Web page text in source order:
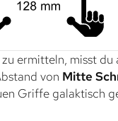
zu ermitteln, misst du
von Mitte
Griffe galaktisch